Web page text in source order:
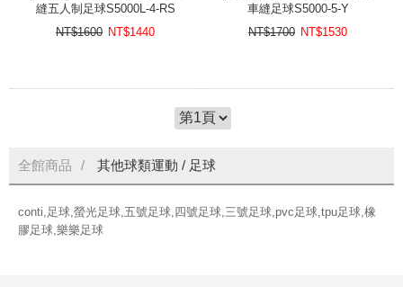
縫五人制足球S5000L-4-RS
NT$1600 NT$1440
車縫足球S5000-5-Y
NT$1700 NT$1530
全館商品 其他球類運動 / 足球
conti,足球,螢光足球,五號足球,四號足球,三號足球,pvc足球,tpu足球,橡
膠足球,樂樂足球